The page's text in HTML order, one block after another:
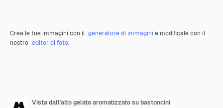
Crea le tue immagini con il generatore di immagini e modificale con il
nostro editor di foto.
Vista dall'alto gelato aromatizzato su bastoncini